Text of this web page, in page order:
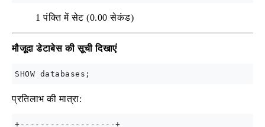
1 पंक्ति में सेट (0.00 सेकंड)
मौजूदा डेटाबेस की सूची दिखाएं
प्रतिलाभ की मात्रा:
+-------------------+